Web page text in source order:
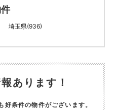
埼玉県(936)
あります！
条件の物件がございます。